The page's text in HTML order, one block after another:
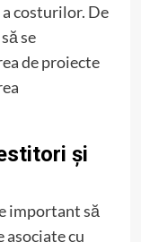
costurilor. De
se
de proiecte
și
important să
cu